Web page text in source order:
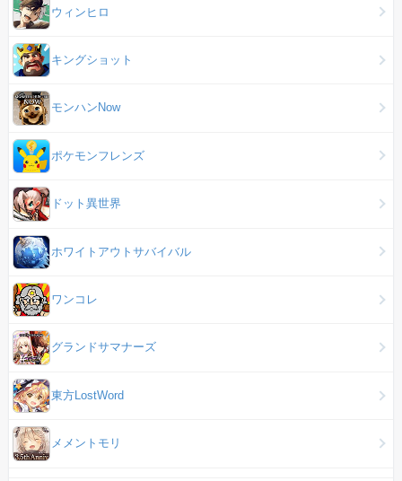
ウィンヒロ
キングショット
モンハンNow
ポケモンフレンズ
ドット異世界
ホワイトアウトサバイバル
ワンコレ
グランドサマナーズ
東方LostWord
メメントモリ